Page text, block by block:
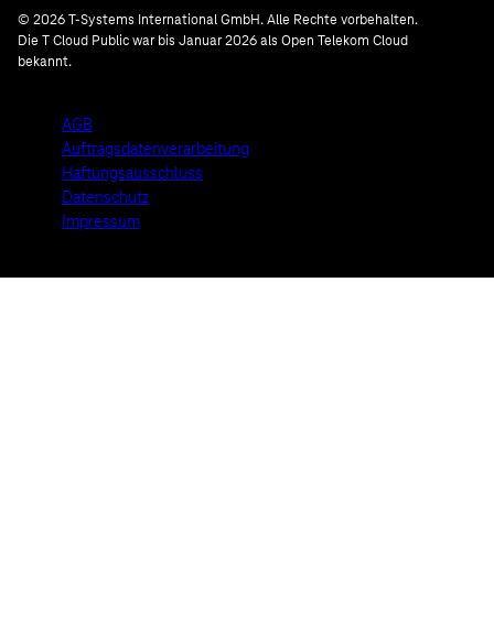
© 2026 T-Systems International GmbH. Alle Rechte vorbehalten.
Die T Cloud Public war bis Januar 2026 als Open Telekom Cloud
bekannt.
AGB
Auftragsdatenverarbeitung
Haftungsausschluss
Datenschutz
Impressum